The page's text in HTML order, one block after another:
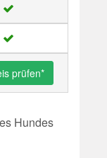
prüfen*
Hundes